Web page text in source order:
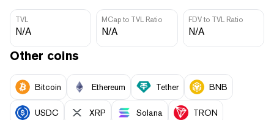
TVL
N/A
MCap to TVL Ratio
N/A
FDV to TVL Ratio
N/A
Other coins
Bitcoin Ethereum Tether BNB
USDC XRP Solana TRON